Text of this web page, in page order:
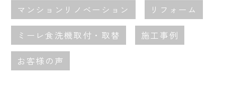
マンションリノベーション リフォーム
ミーレ食洗機取付・取替 施工事例
お客様の声